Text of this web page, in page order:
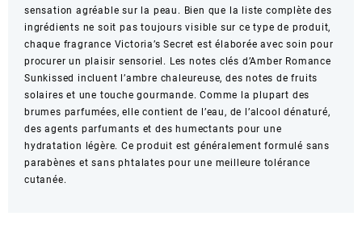
sensation agréable sur la peau. Bien que la liste complète des
ingrédients ne soit pas toujours visible sur ce type de produit,
chaque fragrance Victoria’s Secret est élaborée avec soin pour
procurer un plaisir sensoriel. Les notes clés d’Amber Romance
Sunkissed incluent l’ambre chaleureuse, des notes de fruits
solaires et une touche gourmande. Comme la plupart des
brumes parfumées, elle contient de l’eau, de l’alcool dénaturé,
des agents parfumants et des humectants pour une
hydratation légère. Ce produit est généralement formulé sans
parabènes et sans phtalates pour une meilleure tolérance
cutanée.